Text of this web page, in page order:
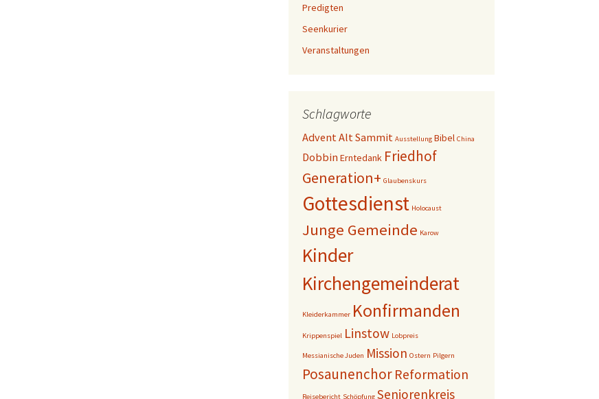
Predigten
Seenkurier
Veranstaltungen
Schlagworte
AdventAlt Sammit Ausstellung Bibel China
Dobbin Erntedank Friedhof
Generation+ Glaubenskurs
Gottesdienst Holocaust
Junge Gemeinde Karow
Kinder
Kirchengemeinderat
Kleiderkammer Konfirmanden
Krippenspiel Linstow Lobpreis
Messianische Juden Mission Ostern Pilgern
Posaunenchor Reformation
Reisebericht Schöpfung Seniorenkreis